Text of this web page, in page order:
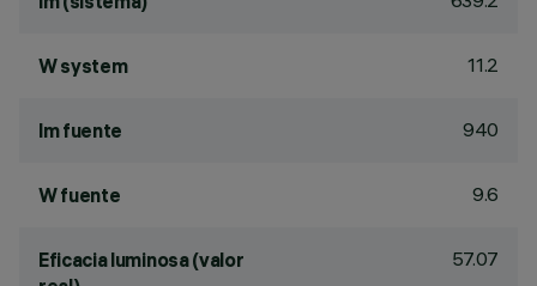
W system 11.2
lm fuente 940
W fuente 9.6
Eficacia luminosa (valor
57.07